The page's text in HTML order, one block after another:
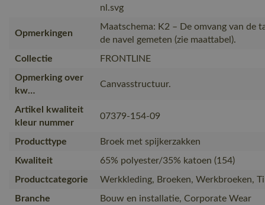
nl.svg
Opmerkingen
Maatschema: K2 – De omvang van de
de navel gemeten (zie maattabel).
Collectie
FRONTLINE
Opmerking over
kw…
Canvasstructuur.
Artikel kwaliteit
kleur nummer
07379-154-09
Producttype
Broek met spijkerzakken
Kwaliteit
65% polyester/35% katoen (154)
Productcategorie
Werkkleding, Broeken, Werkbroeken,
Branche
Bouw en installatie, Corporate Wear